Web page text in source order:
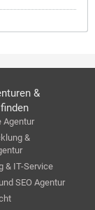
&
Agentur
&
& IT-Service
SEO Agentur